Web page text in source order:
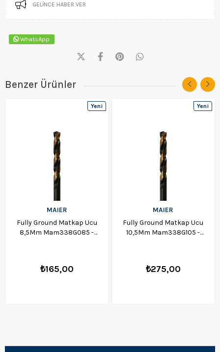
GELINCE HABER VER
WhatsApp
Benzer Ürünler
MAIER
Fully Ground Matkap Ucu
8,5Mm Mam338G085 -
₺165,00
Yeni
MAIER
Fully Ground Matkap Ucu
10,5Mm Mam338G105 -
₺275,00
Yeni